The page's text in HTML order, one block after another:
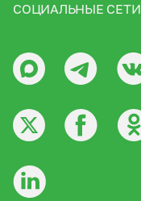
СОЦИАЛЬНЫЕ СЕТИ